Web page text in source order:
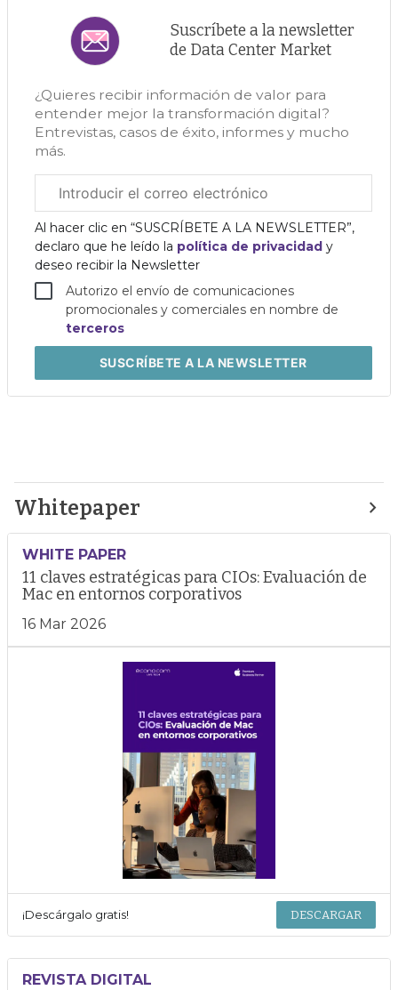
Suscríbete a la newsletter
de Data Center Market
¿Quieres recibir información de valor para
entender mejor la transformación digital?
Entrevistas, casos de éxito, informes y mucho
más.
electrónico
corporativo
Al hacer clic en “SUSCRÍBETE A LA NEWSLETTER”,
declaro que he leído la política de privacidad y
deseo recibir la Newsletter
Autorizo el envío de comunicaciones
promocionales y comerciales en nombre de
terceros
SUSCRÍBETEA LA NEWSLETTER
Whitepaper
WHITE PAPER
11 claves estratégicas para CIOs: Evaluación de
Mac en entornos corporativos
16 Mar 2026
¡Descárgalo gratis! DESCARGAR
REVISTA DIGITAL